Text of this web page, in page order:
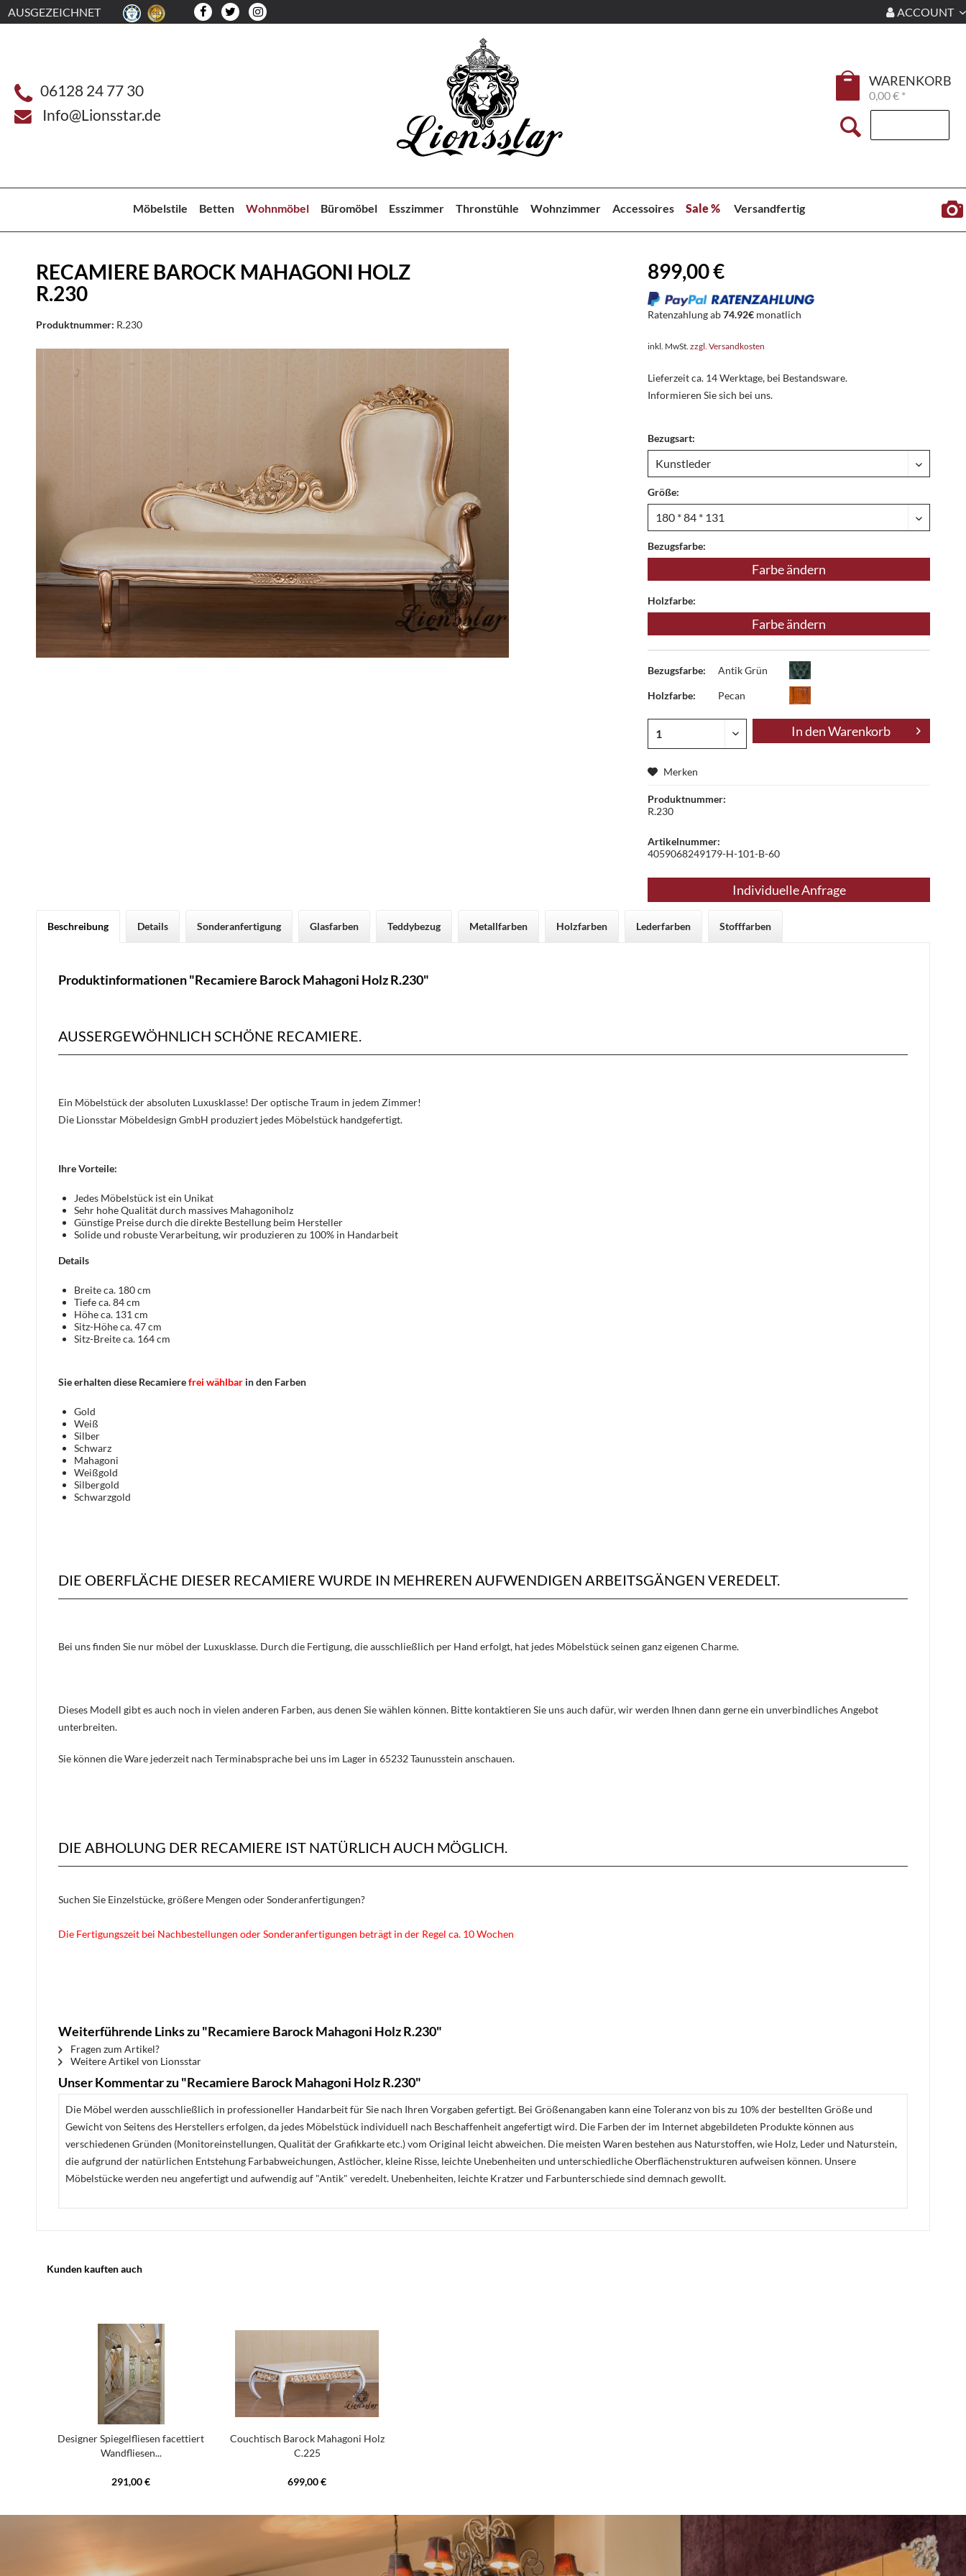
AUSGEZEICHNET ACCOUNT
06128 24 77 30
Info@Lionsstar.de
WARENKORB
0,00 € *
Möbelstile Betten Wohnmöbel Büromöbel Esszimmer Thronstühle Wohnzimmer Accessoires Sale % Versandfertig
RECAMIERE BAROCK MAHAGONI HOLZ
R.230
Produktnummer: R.230
899,00 €
Ratenzahlung ab74.92€ monatlich
inkl. MwSt.zzgl. Versandkosten
Lieferzeit ca. 14 Werktage, bei Bestandsware.
Informieren Sie sich bei uns.
Bezugsart:
Größe:
Bezugsfarbe:
Farbe ändern
Holzfarbe:
Farbe ändern
Bezugsfarbe: Antik Grün
Holzfarbe: Pecan
In denWarenkorb
Merken
Produktnummer:
R.230
Artikelnummer:
4059068249179-H-101-B-60
Individuelle Anfrage
Beschreibung Details Sonderanfertigung Glasfarben Teddybezug Metallfarben Holzfarben Lederfarben Stofffarben
Produktinformationen "Recamiere Barock Mahagoni Holz R.230"
AUSSERGEWÖHNLICH SCHÖNE RECAMIERE.
Ein Möbelstück der absoluten Luxusklasse! Der optische Traum in jedem Zimmer!
Die Lionsstar Möbeldesign GmbH produziert jedes Möbelstück handgefertigt.
Ihre Vorteile:
Jedes Möbelstück ist ein Unikat
Sehr hohe Qualität durch massives Mahagoniholz
Günstige Preise durch die direkte Bestellung beim Hersteller
Solide und robuste Verarbeitung, wir produzieren zu 100% in Handarbeit
Details
Breite ca. 180 cm
Tiefe ca. 84 cm
Höhe ca. 131 cm
Sitz-Höhe ca. 47 cm
Sitz-Breite ca. 164 cm
Sie erhalten diese Recamierefrei wählbar in den Farben
Gold
Weiß
Silber
Schwarz
Mahagoni
Weißgold
Silbergold
Schwarzgold
DIE OBERFLÄCHE DIESER RECAMIERE WURDE IN MEHREREN AUFWENDIGEN ARBEITSGÄNGEN VEREDELT.
Bei uns finden Sie nur möbel der Luxusklasse. Durch die Fertigung, die ausschließlich per Hand erfolgt, hat jedes Möbelstück seinen ganz eigenen Charme.
Dieses Modell gibt es auch noch in vielen anderen Farben, aus denen Sie wählen können. Bitte kontaktieren Sie uns auch dafür, wir werden Ihnen dann gerne ein unverbindliches Angebot
unterbreiten.
Sie können die Ware jederzeit nach Terminabsprache bei uns im Lager in 65232 Taunusstein anschauen.
DIE ABHOLUNG DER RECAMIERE IST NATÜRLICH AUCH MÖGLICH.
Suchen Sie Einzelstücke, größere Mengen oder Sonderanfertigungen?
Die Fertigungszeit bei Nachbestellungen oder Sonderanfertigungen beträgt in der Regel ca. 10 Wochen
Weiterführende Links zu "Recamiere Barock Mahagoni Holz R.230"
Fragen zum Artikel?
Weitere Artikel von Lionsstar
Unser Kommentar zu "Recamiere Barock Mahagoni Holz R.230"
Die Möbel werden ausschließlich in professioneller Handarbeit für Sie nach Ihren Vorgaben gefertigt. Bei Größenangaben kann eine Toleranz von bis zu 10% der bestellten Größe und
Gewicht von Seitens des Herstellers erfolgen, da jedes Möbelstück individuell nach Beschaffenheit angefertigt wird. Die Farben der im Internet abgebildeten Produkte können aus
verschiedenen Gründen (Monitoreinstellungen, Qualität der Grafikkarte etc.) vom Original leicht abweichen. Die meisten Waren bestehen aus Naturstoffen, wie Holz, Leder und Naturstein,
die aufgrund der natürlichen Entstehung Farbabweichungen, Astlöcher, kleine Risse, leichte Unebenheiten und unterschiedliche Oberflächenstrukturen aufweisen können. Unsere
Möbelstücke werden neu angefertigt und aufwendig auf "Antik" veredelt. Unebenheiten, leichte Kratzer und Farbunterschiede sind demnach gewollt.
Kunden kauften auch
Designer Spiegelfliesen facettiert
Wandfliesen...
291,00 €
Couchtisch Barock Mahagoni Holz
C.225
699,00 €